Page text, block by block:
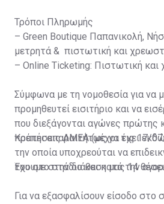
Τρόποι Πληρωμής
– Green Boutique Παπανικολή,
μετρητά & πιστωτική και
– Online Ticketing: Πιστωτική και
Σύμφωνα με τη νομοθεσία για να
προμηθευτεί εισιτήριο και να
που διεξάγονται αγώνες πρώτης
πρέπει απαραιτήτως να έχει
την οποία υποχρεούται να
του στο στάδιο και κατά την
Κρατήσεις ΑΜΕΑ (μέχρι τις 17/
Έχουμε στην διάθεση μας 14
Για να εξασφαλίσουν είσοδο στο